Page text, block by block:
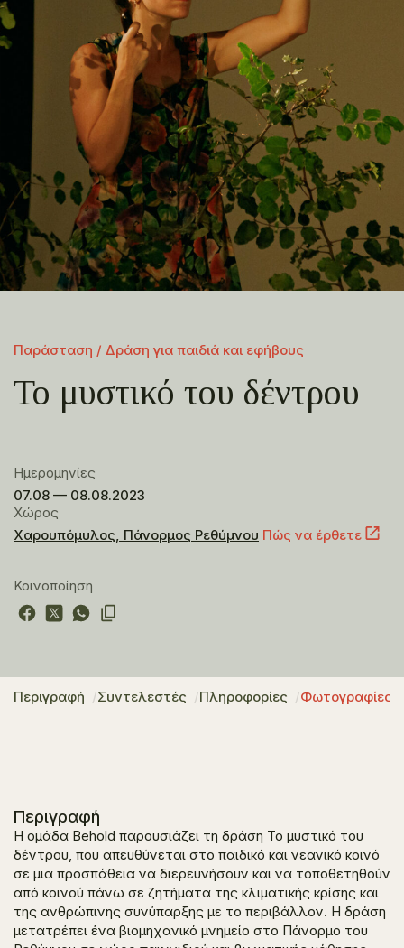
Παράσταση / Δράση για παιδιά και εφήβους
Το μυστικό του δέντρου
Ημερομηνίες
07.08 — 08.08.2023
Χώρος
Χαρουπόμυλος, Πάνορμος Ρεθύμνου Πώς να έρθετε
Κοινοποίηση
Περιγραφή Συντελεστές Πληροφορίες Φωτογραφίες
Περιγραφή
Η ομάδα Behold παρουσιάζει τη δράση Το μυστικό του
δέντρου, που απευθύνεται στο παιδικό και νεανικό κοινό
σε μια προσπάθεια να διερευνήσουν και να τοποθετηθούν
από κοινού πάνω σε ζητήματα της κλιματικής κρίσης και
της ανθρώπινης συνύπαρξης με το περιβάλλον. Η δράση
μετατρέπει ένα βιομηχανικό μνημείο στο Πάνορμο του